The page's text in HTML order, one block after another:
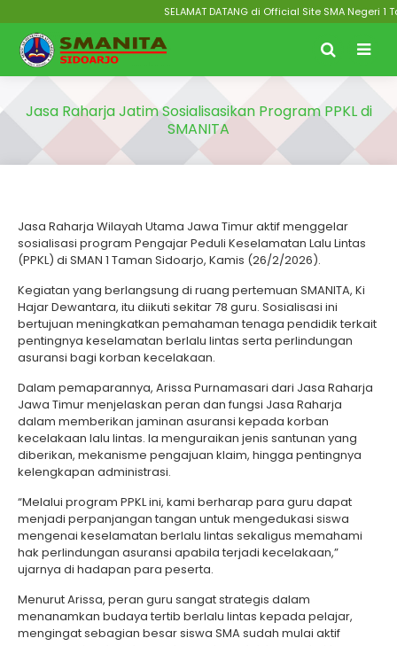
SELAMAT DATANG di Official Site SMA Negeri 1
Jasa Raharja Jatim Sosialisasikan Program PPKL di
SMANITA
Jasa Raharja Wilayah Utama Jawa Timur aktif menggelar
sosialisasi program Pengajar Peduli Keselamatan Lalu Lintas
(PPKL) di SMAN 1 Taman Sidoarjo, Kamis (26/2/2026).
Kegiatan yang berlangsung di ruang pertemuan SMANITA, Ki
Hajar Dewantara, itu diikuti sekitar 78 guru. Sosialisasi ini
bertujuan meningkatkan pemahaman tenaga pendidik terkait
pentingnya keselamatan berlalu lintas serta perlindungan
asuransi bagi korban kecelakaan.
Dalam pemaparannya, Arissa Purnamasari dari Jasa Raharja
Jawa Timur menjelaskan peran dan fungsi Jasa Raharja
dalam memberikan jaminan asuransi kepada korban
kecelakaan lalu lintas. Ia menguraikan jenis santunan yang
diberikan, mekanisme pengajuan klaim, hingga pentingnya
kelengkapan administrasi.
“Melalui program PPKL ini, kami berharap para guru dapat
menjadi perpanjangan tangan untuk mengedukasi siswa
mengenai keselamatan berlalu lintas sekaligus memahami
hak perlindungan asuransi apabila terjadi kecelakaan,”
ujarnya di hadapan para peserta.
Menurut Arissa, peran guru sangat strategis dalam
menanamkan budaya tertib berlalu lintas kepada pelajar,
mengingat sebagian besar siswa SMA sudah mulai aktif